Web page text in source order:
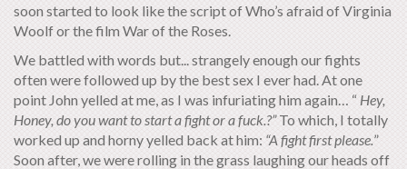
soon started to look like the script of Who’s afraid of Virginia
Woolf or the film War of the Roses.
We battled with words but... strangely enough our fights
often were followed up by the best sex I ever had. At one
point John yelled at me, as I was infuriating him again… “ Hey,
Honey, do you want to start a fight or a fuck.?”To which, I totally
worked up and horny yelled back at him: “A fight firstplease. ”
Soon after, we were rolling in the grass laughing our heads off